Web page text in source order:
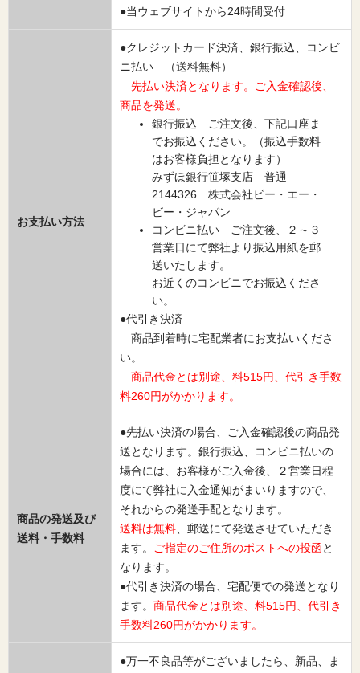
●当ウェブサイトから24時間受付
お支払い方法
●クレジットカード決済、銀行振込、コンビ
ニ払い （送料無料）
先払い決済となります。ご入金確認後、
商品を発送。
銀行振込 ご注文後、下記口座ま
でお振込ください。（振込手数料
はお客様負担となります）
みずほ銀行笹塚支店 普通
2144326 株式会社ビー・エー・
ビー・ジャパン
コンビニ払い ご注文後、２～３
営業日にて弊社より振込用紙を郵
送いたします。
お近くのコンビニでお振込くださ
い。
●代引き決済
商品到着時に宅配業者にお支払いくださ
い。
商品代金とは別途、料515円、代引き手数
料260円がかかります。
商品の発送及び
送料・手数料
●先払い決済の場合、ご入金確認後の商品発
送となります。銀行振込、コンビニ払いの
場合には、お客様がご入金後、２営業日程
度にて弊社に入金通知がまいりますので、
それからの発送手配となります。
送料は無料、郵送にて発送させていただき
ます。 ご指定のご住所のポストへの投函と
なります。
●代引き決済の場合、宅配便での発送となり
ます。 商品代金とは別途、料515円、代引き
手数料260円がかかります。
●万一不良品等がございましたら、新品、ま